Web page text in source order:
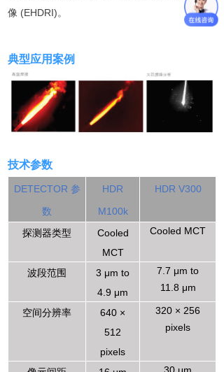
像 (EHDRI)。
典型应用案例
技术参数
DETECTOR 参
数
HDR
M100k
HDR V300
探测器类型
Cooled
MCT
Cooled MCT
波段范围 3 μm to
4.9 μm
7.7 μm to
11.8 μm
空间分辨率
640 ×
512
pixels
320 × 256
pixels
30 μm